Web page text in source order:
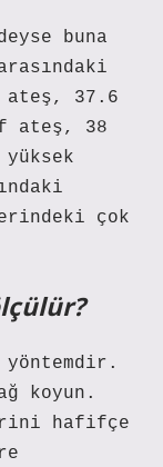
buna
37.6
ateş, 38
çok
koyun.
hafifçe